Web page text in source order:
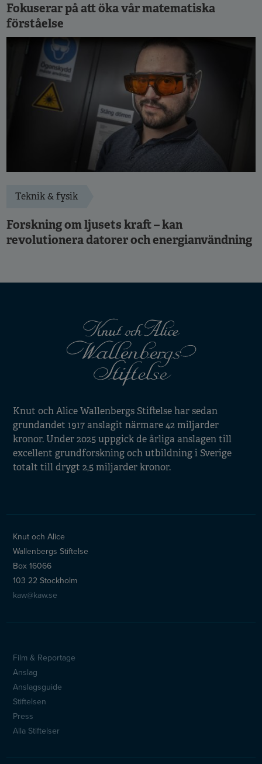
Fokuserar på att öka vår matematiska
förståelse
Teknik & fysik
Forskning om ljusets kraft – kan
revolutionera datorer och energianvändning
Knut och Alice Wallenbergs Stiftelse har sedan
grundandet 1917 anslagit närmare 42 miljarder
kronor. Under 2025 uppgick de årliga anslagen till
excellent grundforskning och utbildning i Sverige
totalt till drygt 2,5 miljarder kronor.
Knut och Alice
Wallenbergs Stiftelse
Box 16066
103 22 Stockholm
kaw@kaw.se
Sidfotsmeny
Film & Reportage
Anslag
Anslagsguide
Stiftelsen
Press
Alla Stiftelser